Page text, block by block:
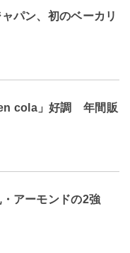
パン、初のベーカリ
cola」好調 年間販
・アーモンドの2強